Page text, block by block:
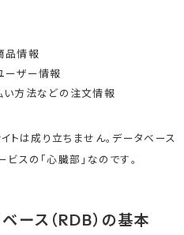
品情報
ーザー情報
い方法などの注文情報
トは成り立ちません。データベース
ビスの「心臓部」なのです 。
ース（RDB）の基本